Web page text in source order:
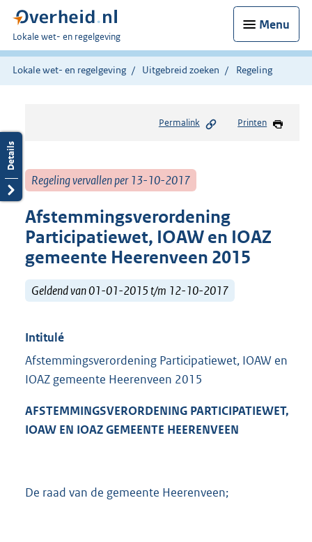
Menu
U
bent
hier:
Lokale wet- en regelgeving
Lokale wet- en regelgeving Uitgebreid zoeken Regeling
Permalink Printen
Regeling vervallen per 13-10-2017
Afstemmingsverordening
Participatiewet, IOAW en IOAZ
gemeente Heerenveen 2015
Geldend van 01-01-2015 t/m 12-10-2017
Intitulé
Afstemmingsverordening Participatiewet, IOAW en
IOAZ gemeente Heerenveen 2015
AFSTEMMINGSVERORDENING PARTICIPATIEWET,
IOAW EN IOAZ GEMEENTE HEERENVEEN
De raad van de gemeente Heerenveen;